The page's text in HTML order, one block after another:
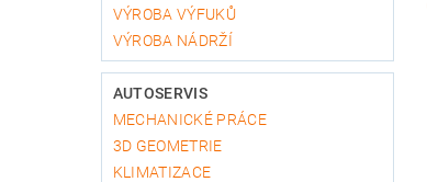
VÝROBA VÝFUKŮ
VÝROBA NÁDRŽÍ
AUTOSERVIS
MECHANICKÉ PRÁCE
3D GEOMETRIE
KLIMATIZACE